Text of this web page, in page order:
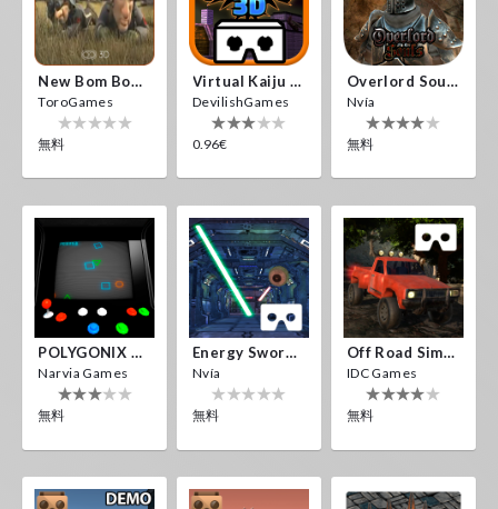
New Bom Bom Vr SBS 2020
ToroGames
無料
Virtual Kaiju 3D
DevilishGames
0.96€
Overlord Souls
Nvía
無料
POLYGONIX VR
Narvia Games
無料
Energy Sword VR
Nvía
無料
Off Road Simulator VR
IDC Games
無料